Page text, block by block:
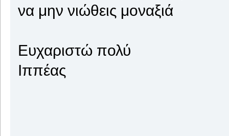
να μην νιώθεις μοναξιά
Ευχαριστώ πολύ
Ιππέας